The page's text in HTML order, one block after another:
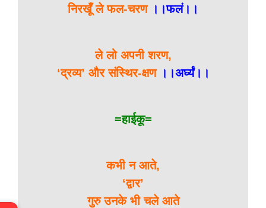
निरखूँ ले फल-चरण।।फलं।।
ले लो अपनी शरण,
‘द्रव्य’ और संस्थिर-क्षण ।।अर्घ्यं।।
=हाईकू=
कभी न आते,
‘द्वार’
गुरु उनके भी चले आते